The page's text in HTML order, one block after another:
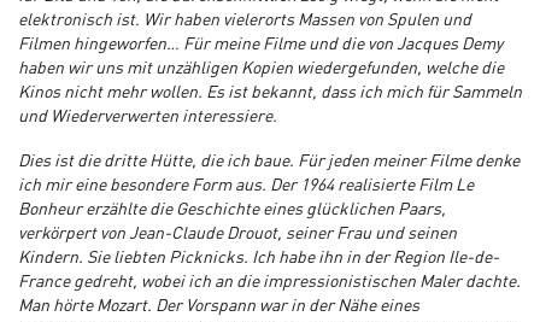
elektronisch ist. Wir haben vielerorts Massen von Spulen und
Filmen hingeworfen… Für meine Filme und die von Jacques Demy
haben wir uns mit unzähligen Kopien wiedergefunden, welche die
Kinos nicht mehr wollen. Es ist bekannt, dass ich mich für Sammeln
und Wiederverwerten interessiere.
Dies ist die dritte Hütte, die ich baue. Für jeden meiner Filme denke
ich mir eine besondere Form aus. Der 1964 realisierte Film Le
Bonheur erzählte die Geschichte eines glücklichen Paars,
verkörpert von Jean-Claude Drouot, seiner Frau und seinen
Kindern. Sie liebten Picknicks. Ich habe ihn in der Region Ile-de-
France gedreht, wobei ich an die impressionistischen Maler dachte.
Man hörte Mozart. Der Vorspann war in der Nähe eines